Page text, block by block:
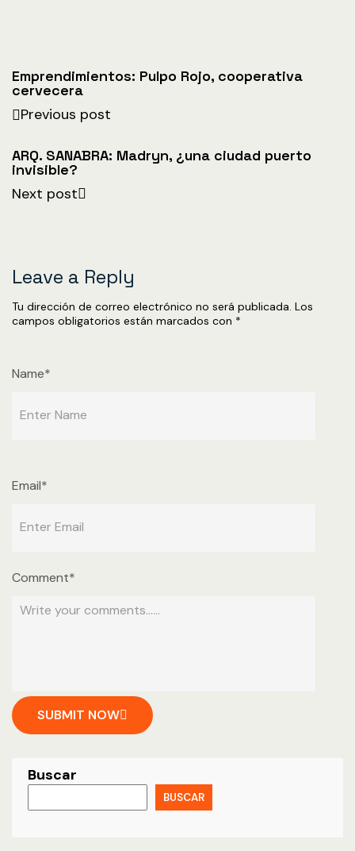
Buscar
BUSCAR
Emprendimientos: Pulpo Rojo, cooperativa
cervecera
Previous post
ARQ. SANABRA: Madryn, ¿una ciudad puerto
invisible?
Next post
Leave a Reply
Tu dirección de correo electrónico no será publicada. Los
campos obligatorios están marcados con *
Comment*
Name*
Email*
SUBMIT NOW